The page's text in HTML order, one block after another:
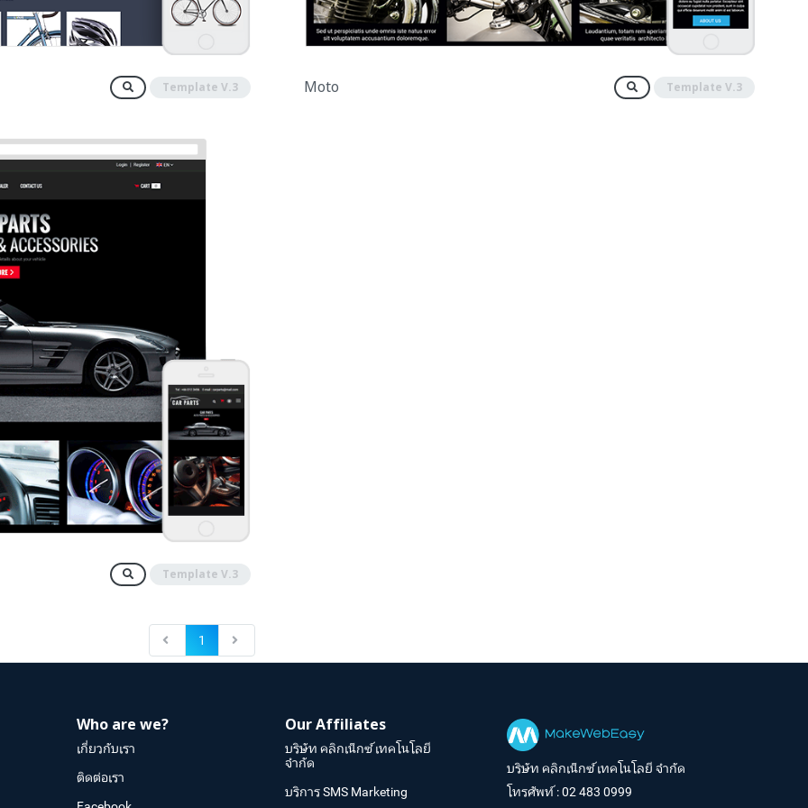
Template V.3 Moto Template V.3
Template V.3
1
Who are we?
เกี่ยวกับเรา
ติดต่อเรา
Our Affiliates
บริษัท คลิกเน็กซ์ เทคโนโลยี
จำกัด
บริการ SMS Marketing
บริษัท คลิกเน็กซ์ เทคโนโลยี จำกัด
โทรศัพท์ :02 483 0999